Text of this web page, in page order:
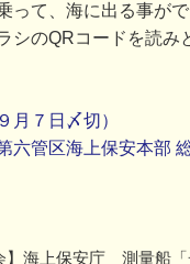
って、海に出る事が
シのQRコードを読み
月７日〆切）
六管区海上保安本部
】海上保安庁 測量船「